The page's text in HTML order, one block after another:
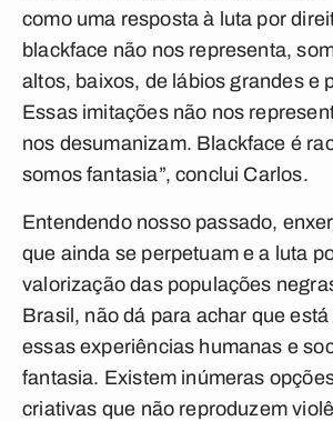
como uma resposta à luta por
blackface não nos representa,
altos, baixos, de lábios grandes e
Essas imitações não nos
nos desumanizam. Blackface é
somos fantasia”, conclui Carlos.
Entendendo nosso passado,
que ainda se perpetuam e a luta
valorização das populações
Brasil, não dá para achar que
essas experiências humanas e
fantasia. Existem inúmeras
criativas que não reproduzem